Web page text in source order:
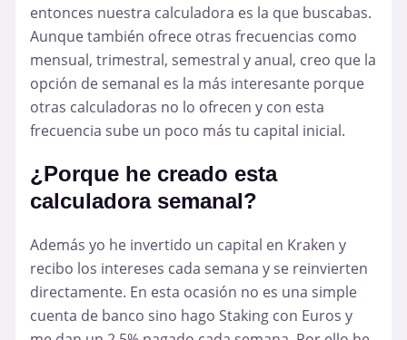
entonces nuestra calculadora es la que buscabas.
Aunque también ofrece otras frecuencias como
mensual, trimestral, semestral y anual, creo que la
opción de semanal es la más interesante porque
otras calculadoras no lo ofrecen y con esta
frecuencia sube un poco más tu capital inicial.
¿Porque he creado esta
calculadora semanal?
Además yo he invertido un capital en Kraken y
recibo los intereses cada semana y se reinvierten
directamente. En esta ocasión no es una simple
cuenta de banco sino hago Staking con Euros y